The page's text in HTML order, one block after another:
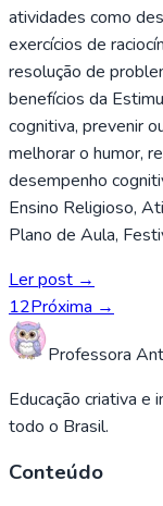
atividades como
exercícios de
resolução de
benefícios da
cognitiva, prevenir
melhorar o humor,
desempenho
Ensino Religioso,
Plano de Aula,
Ler post →
12Próxima →
Professora
Educação criativa e
todo o Brasil.
Conteúdo